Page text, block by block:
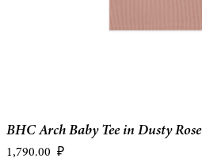
BHC Arch Baby Tee in Dusty Rose
1,790.00 ₽